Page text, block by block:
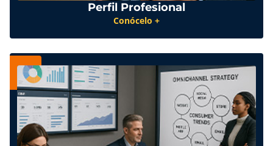
Perfil Profesional
Conócelo +